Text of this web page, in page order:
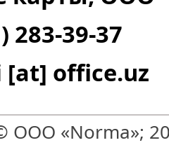
283-39-37
office.uz
ООО «Norma»;